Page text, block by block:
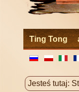
Ting Tong
Jesteś tutaj: